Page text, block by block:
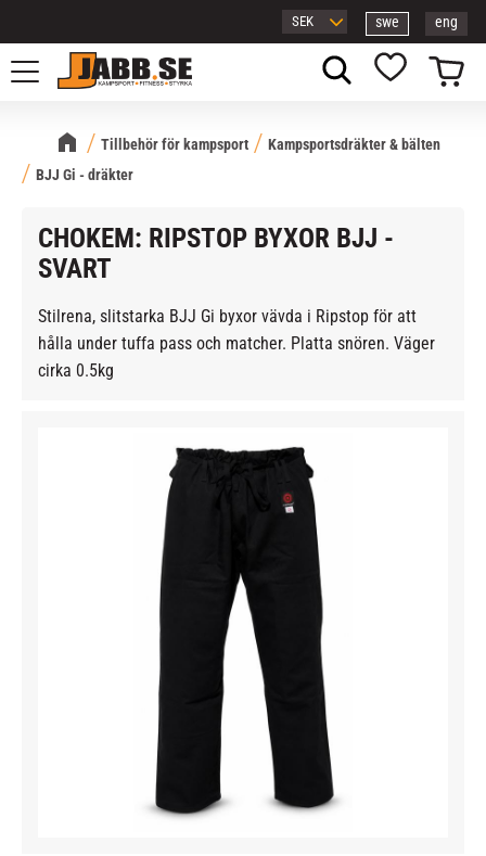
Meny
swe eng
Favoriter
Kundvagn
Tillbehör för kampsport
Kampsportsdräkter & bälten
BJJ Gi - dräkter
CHOKEM: RIPSTOP BYXOR BJJ -
SVART
Stilrena, slitstarka BJJ Gi byxor vävda i Ripstop för att
hålla under tuffa pass och matcher. Platta snören. Väger
cirka 0.5kg